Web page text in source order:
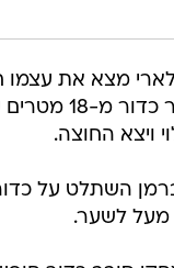
סולארי מצא את
בעיטה נוח
ויצא החוצה.
אלברמן השתלט על
מעל לשער.